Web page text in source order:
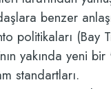
benzer
politikaları (Bay
yakında yeni
standartları.